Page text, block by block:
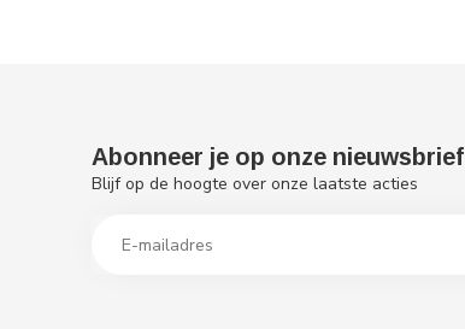
Abonneer je op onze nieuwsbrief
Blijf op de hoogte over onze laatste acties